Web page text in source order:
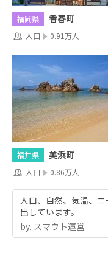
福岡県 香春町
人口 0.91万人
福井県 美浜町
人口 0.86万人
人口、自然、気温、
出しています。
by.︎ スマウト運営